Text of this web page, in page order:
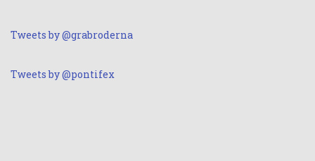
Tweets by @grabroderna
Tweets by @pontifex